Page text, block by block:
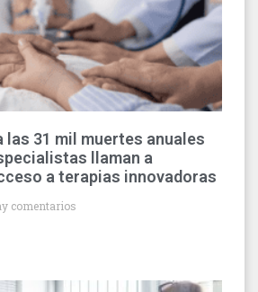
las 31 mil muertes anuales
llaman a
a terapias innovadoras
comentarios